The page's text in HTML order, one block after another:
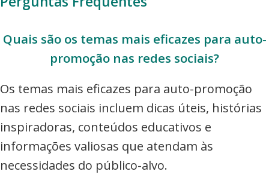
Quais são os temas mais eficazes para auto-
promoção nas redes sociais?
Os temas mais eficazes para auto-promoção
nas redes sociais incluem dicas úteis, histórias
inspiradoras, conteúdos educativos e
informações valiosas que atendam às
necessidades do público-alvo.